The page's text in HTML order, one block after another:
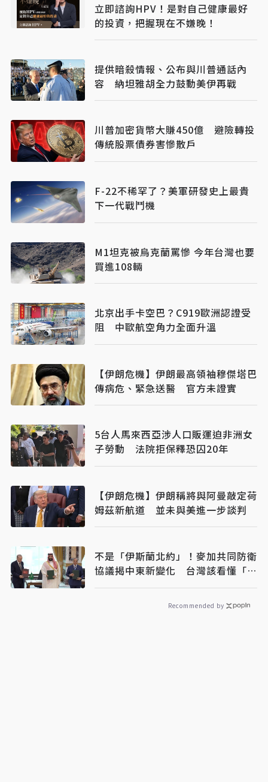
立即諮詢HPV！是對自己健康最好
的投資，把握現在不嫌晚！
提供暗殺情報、公布與川普通話內
容 納坦雅胡全力鼓動美伊再戰
川普加密貨幣大賺450億 避險轉投
傳統股票債券害慘散戶
F-22不稀罕了？美軍研發史上最貴
下一代戰鬥機
M1坦克被烏克蘭罵慘 今年台灣也要
買進108輛
北京出手卡空巴？C919歐洲認證受
阻 中歐航空角力全面升溫
【伊朗危機】伊朗最高領袖穆傑塔巴
傳病危、緊急送醫 官方未證實
5台人馬來西亞涉人口販運迫非洲女
子勞動 法院拒保釋恐囚20年
【伊朗危機】伊朗稱將與阿曼敲定荷
姆茲新航道 並未與美進一步談判
不是「伊斯蘭北約」！麥加共同防衛
協議揭中東新變化 台灣該看懂「多
層次安全」
Recommended by